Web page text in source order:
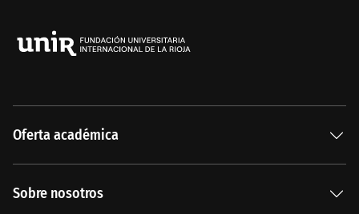
Oferta académica
Sobre nosotros